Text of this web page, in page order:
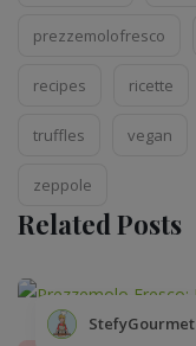
prezzemolofresco
recipes ricette
truffles vegan
zeppole
Related Posts
StefyGourmet